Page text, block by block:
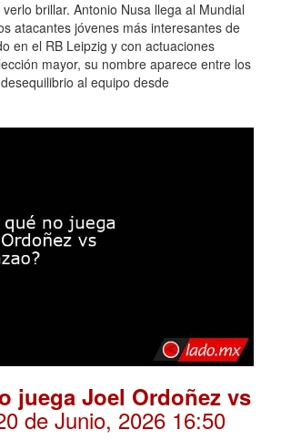
brillar. Antonio Nusa llega al Mundial
atacantes jóvenes más interesantes de
en el RB Leipzig y con actuaciones
mayor, su nombre aparece entre los
al equipo desde
juega Joel Ordoñez vs
de Junio, 2026 16:50